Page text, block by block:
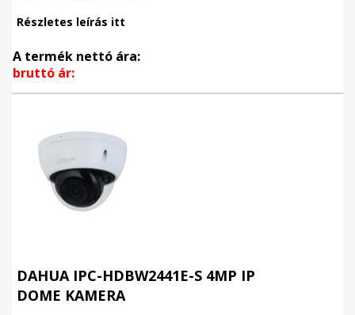
Részletes leírás itt
A termék nettó ára:
bruttó ár:
DAHUA IPC-HDBW2441E-S 4MP IP
DOME KAMERA